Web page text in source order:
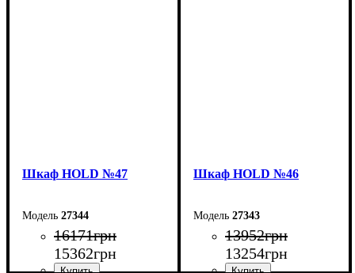
Шкаф НOLD №47
27344
16171грн
15362грн
Шкаф НOLD №46
27343
13952грн
13254грн